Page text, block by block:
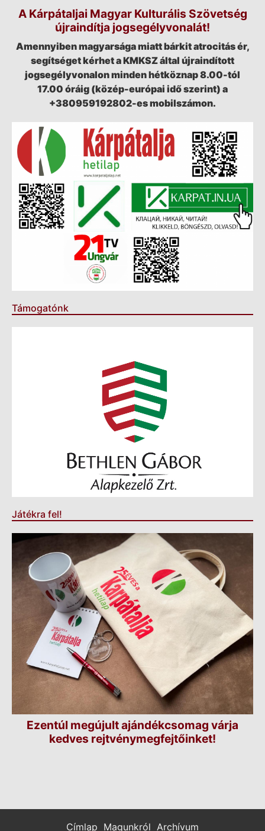
A Kárpátaljai Magyar Kulturális Szövetség
újraindítja jogsegélyvonalát!
Amennyiben magyarsága miatt bárkit atrocitás ér,
segítséget kérhet a KMKSZ által újraindított
jogsegélyvonalon minden hétköznap 8.00-tól
17.00 óráig (közép-európai idő szerint) a
+380959192802-es mobilszámon.
Támogatónk
Játékra fel!
Ezentúl megújult ajándékcsomag várja
kedves rejtvénymegfejtőinket!
Címlap Magunkról Archívum